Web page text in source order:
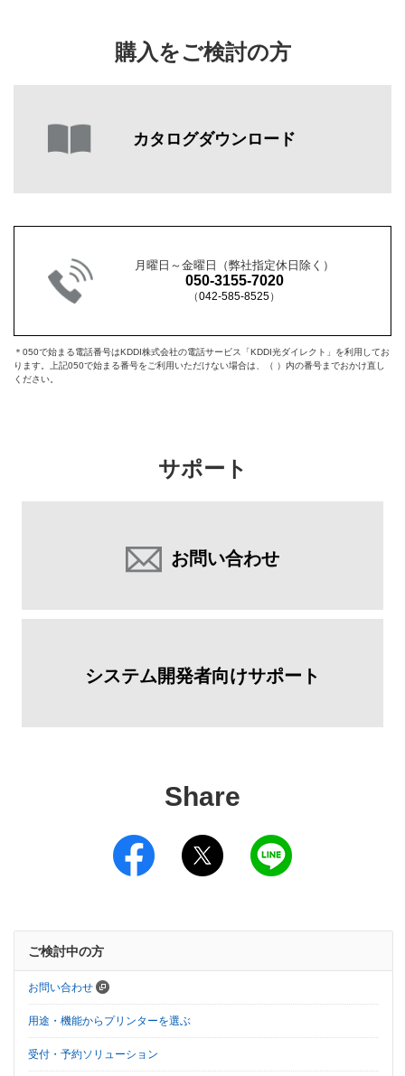
購入をご検討の方
カタログダウンロード
月曜日～金曜日（弊社指定休日除く）
050-3155-7020
（042-585-8525）
＊050で始まる電話番号はKDDI株式会社の電話サービス「KDDI光ダイレクト」を利用してお
ります。上記050で始まる番号をご利用いただけない場合は、（ ）内の番号までおかけ直し
ください。
サポート
お問い合わせ
システム開発者向けサポート
Share
ご検討中の方
お問い合わせ
用途・機能からプリンターを選ぶ
受付・予約ソリューション